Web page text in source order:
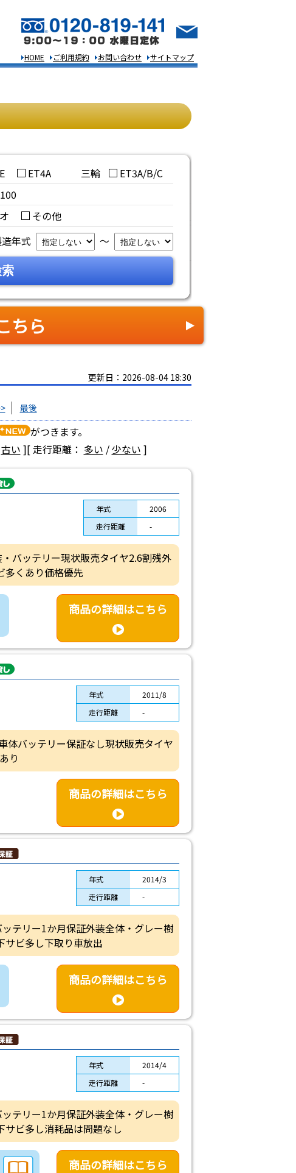
HOME ご利用規約 お問い合わせ サイトマップ
ET4A 三輪
ET3A/B/C
その他
年式 ～
ちら
更新日：2026-08-04 18:30
最後
がつきます。
古い ][ 走行距離： 多い /少ない ]
年式
2006
走行距離
-
バッテリー現状販売タイヤ2.6割残外
多くあり価格優先
商品の詳細はこちら
年式
2011/8
走行距離
-
体バッテリー保証なし現状販売タイヤ
り
商品の詳細はこちら
年式
2014/3
走行距離
-
テリー1か月保証外装全体・グレー樹
サビ多し下取り車放出
商品の詳細はこちら
年式
2014/4
走行距離
-
テリー1か月保証外装全体・グレー樹
ビ多し消耗品は問題なし
商品の詳細はこちら